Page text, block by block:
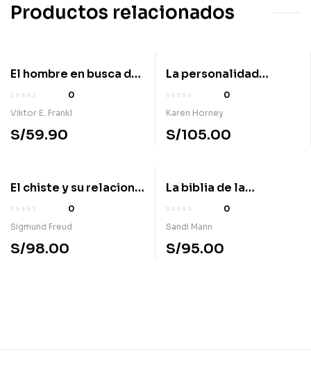
Productos relacionados
El hombre en busca del
sentido último
0
Viktor E. Frankl
S/59.90
La personalidad
neurótica de nuestro
tiempo
0
Karen Horney
S/105.00
El chiste y su relacion
con lo inconsciente
0
Sigmund Freud
S/98.00
La biblia de la
psicologia. Tú, este
libro y la ciencia de la
0
Sandi Mann
S/95.00